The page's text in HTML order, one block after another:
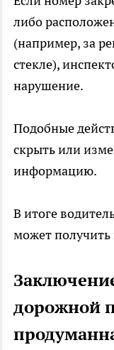
либо
(например, за
стекле),
нарушение.
Подобные
скрыть или
информацию.
В итоге
может
дорожной